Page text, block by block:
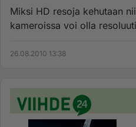
Miksi HD resoja kehutaan
kameroissa voi olla
26.08.2010 13:38